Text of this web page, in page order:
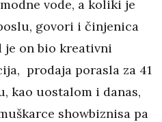
vode, a koliki je
govori i činjenica
je on bio kreativni
prodaja porasla za 41
kao uostalom i danas,
showbiznisa pa